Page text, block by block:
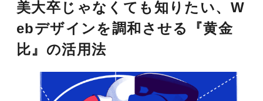
美大卒じゃなくても知りたい、W
ebデザインを調和させる『黄金
比』の活用法